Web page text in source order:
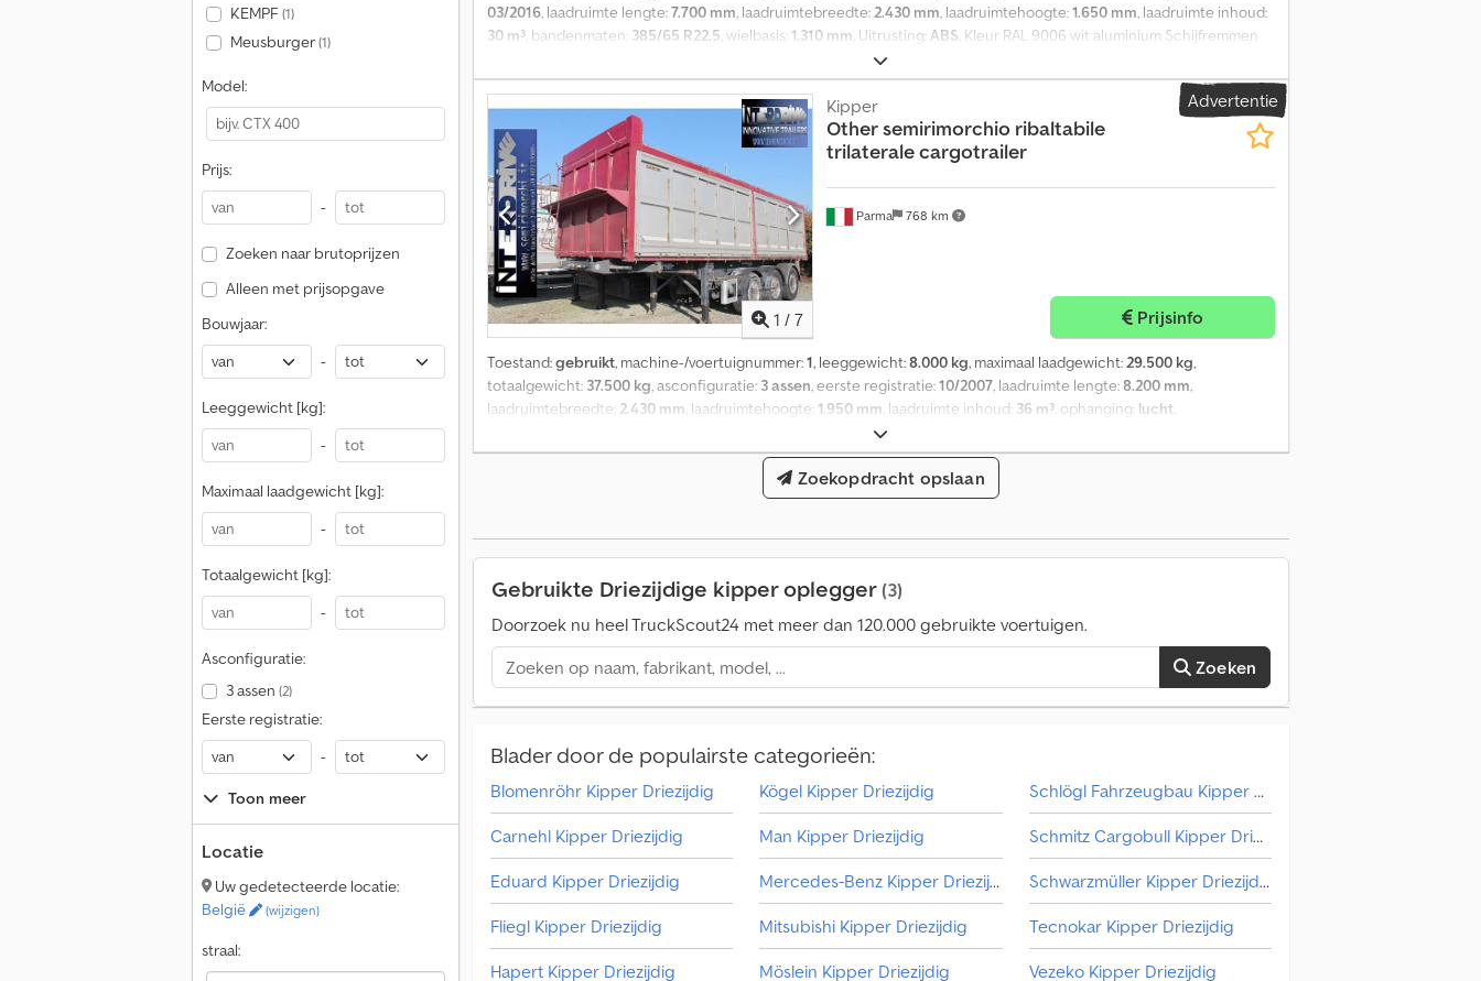
KEMPF (1)
Meusburger(1)
Model:
Prijs:
-
Zoeken naar brutoprijzen
Alleen met prijsopgave
Bouwjaar:
-
Leeggewicht [kg]:
-
Maximaal laadgewicht [kg]:
-
Totaalgewicht [kg]:
-
Asconfiguratie:
3 assen (2)
Eerste registratie:
-
Toon meer
Locatie
Uw gedetecteerde locatie:
België
(wijzigen)
straal:
03/2016, laadruimte lengte:7.700 mm, laadruimtebreedte:2.430 mm, laadruimtehoogte:1.650 mm, laadruimte inhoud:
30 m³, bandenmaten: 385/65 R22,5, wielbasis:1.310 mm, Uitrusting: ABS, Kleur RAL 9006 wit aluminium Schijfremmen
EBS (Elektronisch remsysteem) Laadvermogen 29.700 kg Lucht-liftsuspensie BPW-assen Dedpfxjw E E Tgs Acaock
Aluminium velgen Hef- en daalmechanisme Opklapbare onderrijbeveiliging Graanschuif Rolzeil Platform Wijzigingen
en fouten voorbehouden
Advertentie
1 / 7
Parma 768 km
Kipper
Othersemirimorchio ribaltabile
trilaterale cargotrailer
Prijsinfo
Toestand:gebruikt, machine-/voertuignummer:1, leeggewicht:8.000 kg, maximaal laadgewicht:29.500 kg,
totaalgewicht: 37.500 kg, asconfiguratie: 3 assen, eerste registratie:10/2007, laadruimte lengte:8.200 mm,
laadruimtebreedte: 2.430 mm, laadruimtehoogte:1.950 mm, laadruimte inhoud: 36 m³, ophanging: lucht,
, Uitrusting:
laadvolume 35 m³, lengte 8,20 m, 3 assen met schijfremmen waarvan de eerste as liftbaar en gestuurd, ABS, zijborden
openklapbaar, achterklep hydraulisch kantelbaar, versterkte voorwand, bouwjaar 2007, lichtmetalen velgen.
VERKOPER: INTERDRIVE SRL - PARMA Dcedoilglgepfx Acaek
Zoekopdracht opslaan
Gebruikte Driezijdige kipper oplegger(3)
Doorzoek nu heel TruckScout24 met meer dan 120.000 gebruikte voertuigen.
Zoeken
Blader door de populairste categorieën:
Blomenröhr Kipper Driezijdig
Carnehl Kipper Driezijdig
Eduard Kipper Driezijdig
Fliegl Kipper Driezijdig
Hapert Kipper Driezijdig
Kögel Kipper Driezijdig
Man Kipper Driezijdig
Mercedes-Benz Kipper Driezijdig
Mitsubishi Kipper Driezijdig
Möslein Kipper Driezijdig
Schlögl Fahrzeugbau Kipper Driezijdig
Schmitz Cargobull Kipper Driezijdig
Schwarzmüller Kipper Driezijdig
Tecnokar Kipper Driezijdig
Vezeko Kipper Driezijdig